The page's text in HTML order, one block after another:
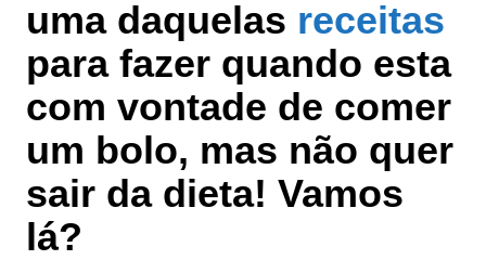
uma daquelas receitas
para fazer quando esta
com vontade de comer
um bolo, mas não quer
sair da dieta! Vamos
lá?